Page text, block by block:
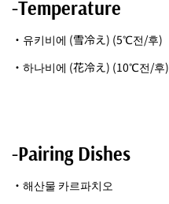
-Temperature
・유키비에 (雪冷え) (5℃전/후)
・하나비에 (花冷え) (10℃전/후)
-Pairing Dishes
・해산물 카르파치오